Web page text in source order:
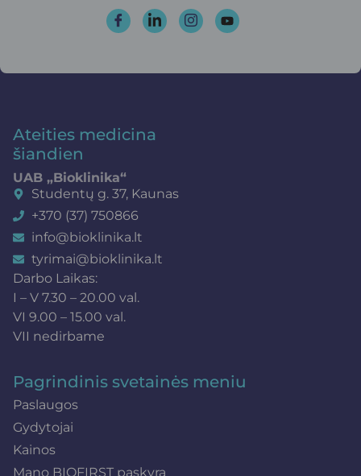
Ateities medicina
šiandien
UAB „Bioklinika“
Studentų g. 37, Kaunas
+370 (37) 750866
info@bioklinika.lt
tyrimai@bioklinika.lt
Darbo Laikas:
I – V 7.30 – 20.00 val.
VI 9.00 – 15.00 val.
VII nedirbame
Pagrindinis svetainės meniu
Paslaugos
Gydytojai
Kainos
Mano BIOFIRST paskyra